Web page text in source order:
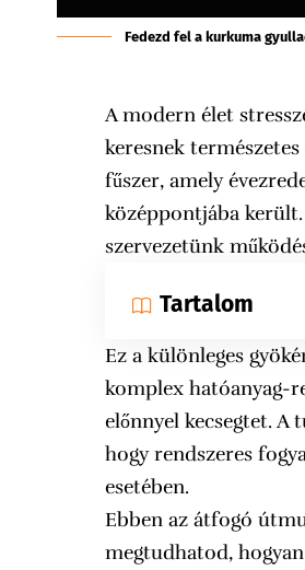
Fedezd fel a kurkuma
A modern élet
keresnek
fűszer, amely
középpontjába
szervezetünk
Tartalom
Ez a különleges
komplex hatóanyag-
előnnyel kecsegtet.
hogy rendszeres
esetében.
Ebben az átfogó
megtudhatod,